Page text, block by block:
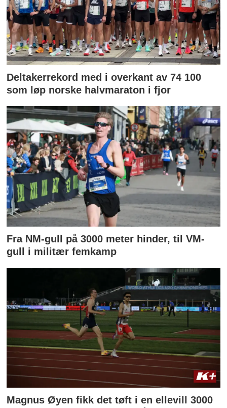
Deltakerrekord med i overkant av 74 100
som løp norske halvmaraton i fjor
Fra NM-gull på 3000 meter hinder, til VM-
gull i militær femkamp
Magnus Øyen fikk det tøft i en ellevill 3000